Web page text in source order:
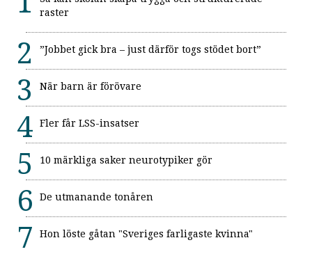
raster
”Jobbet gick bra – just därför togs stödet bort”
När barn är förövare
Fler får LSS-insatser
10 märkliga saker neurotypiker gör
De utmanande tonåren
Hon löste gåtan "Sveriges farligaste kvinna"